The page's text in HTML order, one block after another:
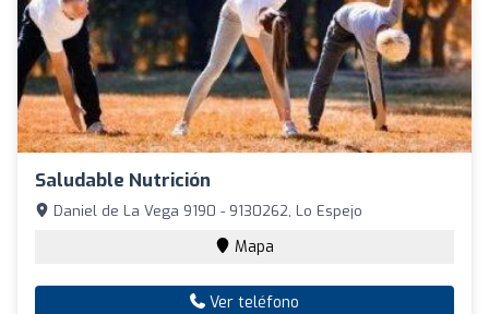
Saludable Nutrición
Daniel de La Vega 9190 - 9130262, Lo Espejo
Mapa
Ver teléfono